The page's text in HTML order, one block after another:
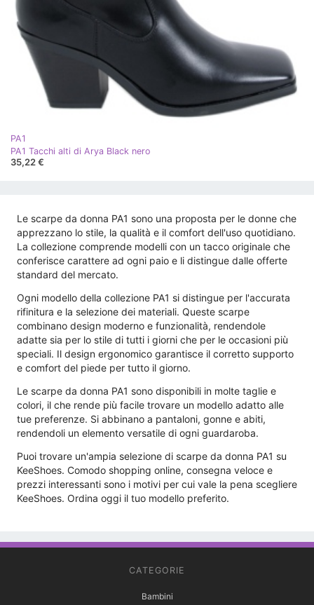
PA1
PA1 Tacchi alti di Arya Black nero
35,22 €
Le scarpe da donna PA1 sono una proposta per le donne che
apprezzano lo stile, la qualità e il comfort dell'uso quotidiano.
La collezione comprende modelli con un tacco originale che
conferisce carattere ad ogni paio e li distingue dalle offerte
standard del mercato.
Ogni modello della collezione PA1 si distingue per l'accurata
rifinitura e la selezione dei materiali. Queste scarpe
combinano design moderno e funzionalità, rendendole
adatte sia per lo stile di tutti i giorni che per le occasioni più
speciali. Il design ergonomico garantisce il corretto supporto
e comfort del piede per tutto il giorno.
Le scarpe da donna PA1 sono disponibili in molte taglie e
colori, il che rende più facile trovare un modello adatto alle
tue preferenze. Si abbinano a pantaloni, gonne e abiti,
rendendoli un elemento versatile di ogni guardaroba.
Puoi trovare un'ampia selezione di scarpe da donna PA1 su
KeeShoes. Comodo shopping online, consegna veloce e
prezzi interessanti sono i motivi per cui vale la pena scegliere
KeeShoes. Ordina oggi il tuo modello preferito.
CATEGORIE
Bambini